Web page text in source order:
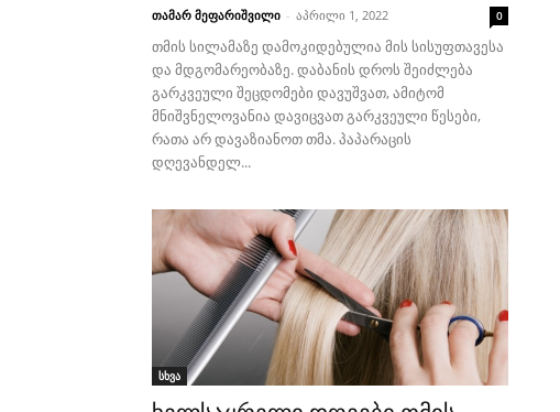
თამარ მეფარიშვილი - აპრილი 1, 2022 0
თმის სილამაზე დამოკიდებულია მის სისუფთავესა
და მდგომარეობაზე. დაბანის დროს შეიძლება
გარკვეული შეცდომები დავუშვათ, ამიტომ
მნიშვნელოვანია დავიცვათ გარკვეული წესები,
რათა არ დავაზიანოთ თმა. პაპარაცის
დღევანდელ...
სხვა